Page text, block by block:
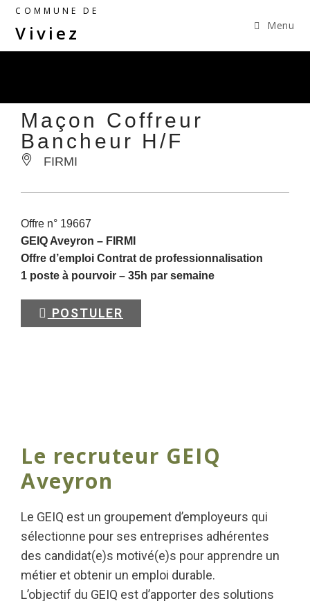
COMMUNE DE
Viviez Menu
Maçon Coffreur
Bancheur H/F
FIRMI
Offre n° 19667
GEIQ Aveyron – FIRMI
Offre d’emploi Contrat de professionnalisation
1 poste à pourvoir – 35h par semaine
POSTULER
Le recruteur GEIQ
Aveyron
Le GEIQ est un groupement d’employeurs qui
sélectionne pour ses entreprises adhérentes
des candidat(e)s motivé(e)s pour apprendre un
métier et obtenir un emploi durable.
L’objectif du GEIQ est d’apporter des solutions